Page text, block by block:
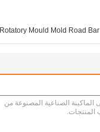
Rotatory Mould Mold Road Bar